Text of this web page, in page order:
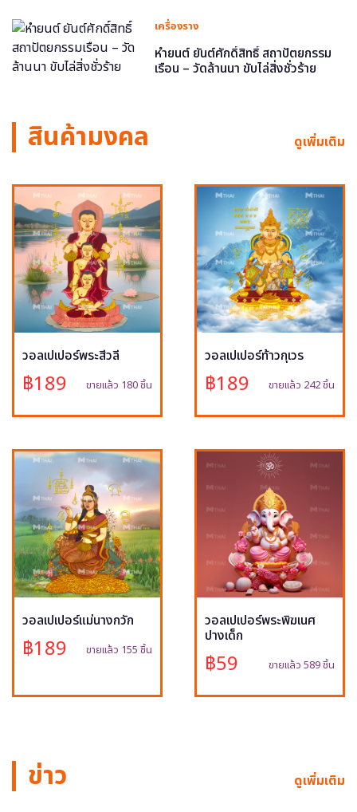
เครื่องราง
หำยนต์ ยันต์ศักดิ์สิทธิ์ สถาปัตยกรรม
เรือน – วัดล้านนา ขับไล่สิ่งชั่วร้าย
สินค้ามงคล ดูเพิ่มเติม
วอลเปเปอร์พระสีวลี
฿189 ขายแล้ว 180 ชิ้น
วอลเปเปอร์ท้าวกุเวร
฿189 ขายแล้ว 242 ชิ้น
วอลเปเปอร์แม่นางกวัก
฿189 ขายแล้ว 155 ชิ้น
วอลเปเปอร์พระพิฆเนศ
ปางเด็ก
฿59 ขายแล้ว 589 ชิ้น
ข่าว ดูเพิ่มเติม